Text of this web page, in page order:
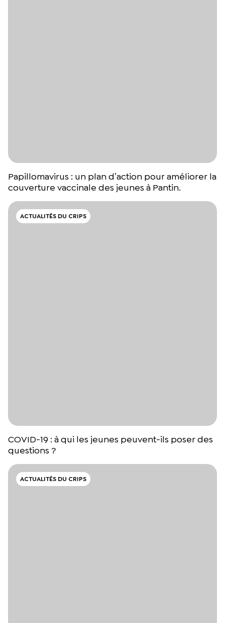
Papillomavirus : un plan d’action pour améliorer la
couverture vaccinale des jeunes à Pantin.
ACTUALITÉS DU CRIPS
COVID-19 : à qui les jeunes peuvent-ils poser des
questions ?
ACTUALITÉS DU CRIPS